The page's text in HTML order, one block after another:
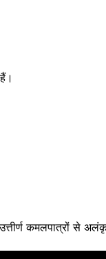
कमलपात्रों से